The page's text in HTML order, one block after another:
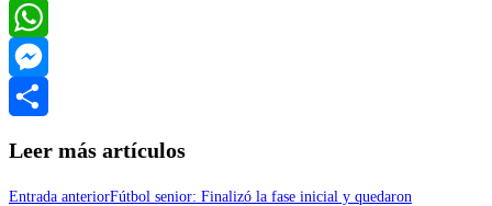
Twitter
WhatsApp
Messenger
Leer más artículos
Entrada anteriorFútbol senior: Finalizó la fase inicial y quedaron